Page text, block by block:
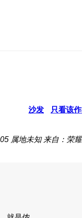
沙发 只看该
属地未知 来自：荣